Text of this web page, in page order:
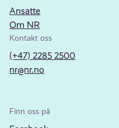
Ansatte
Om NR
Kontakt oss
(+47) 2285 2500
nr@nr.no
Finn oss på